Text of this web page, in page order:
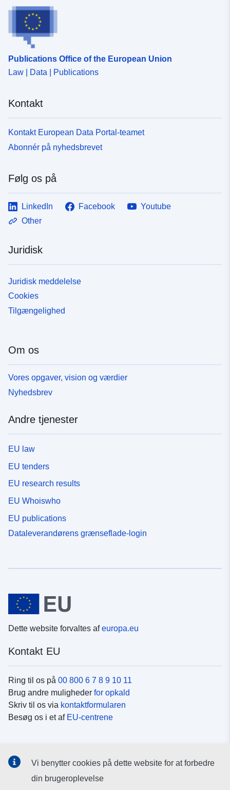
Tidsmæssig
dækning:
Publications Office of the European Union
Law | Data | Publications
Kontakt
Kontakt European Data Portal-teamet
Abonnér på nyhedsbrevet
Følg os på
LinkedIn Facebook
Youtube
Other
Juridisk
Juridisk meddelelse
Cookies
Tilgængelighed
Om os
Vores opgaver, vision og værdier
Nyhedsbrev
Andre tjenester
EU law
EU tenders
EU research results
EU Whoiswho
EU publications
Dataleverandørens grænseflade-login
Dette website forvaltes afeuropa.eu
Kontakt EU
Ring til os på 00 800 6 7 8 9 10 11
Brug andre muligheder for opkald
Skriv til os via kontaktformularen
Besøg os i et af EU-centrene
Søg efter EU's sider påsociale medier
Vi benytter cookies på dette website for at forbedre
din brugeroplevelse